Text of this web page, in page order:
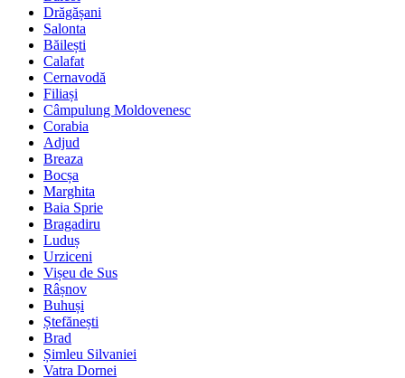
Drăgășani
Salonta
Băilești
Calafat
Cernavodă
Filiași
Câmpulung Moldovenesc
Corabia
Adjud
Breaza
Bocșa
Marghita
Baia Sprie
Bragadiru
Luduș
Urziceni
Vișeu de Sus
Râșnov
Buhuși
Ștefănești
Brad
Șimleu Silvaniei
Vatra Dornei